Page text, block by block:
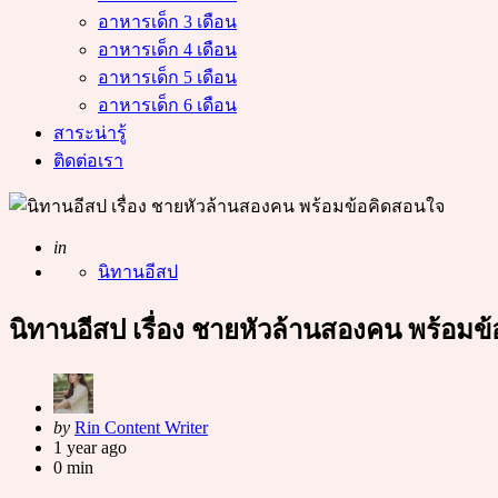
อาหารเด็ก 3 เดือน
อาหารเด็ก 4 เดือน
อาหารเด็ก 5 เดือน
อาหารเด็ก 6 เดือน
สาระน่ารู้
ติดต่อเรา
Posted
in
นิทานอีสป
นิทานอีสป เรื่อง ชายหัวล้านสองคน พร้อม
Posted
by
by Rin Content Writer
1 year ago
0 min